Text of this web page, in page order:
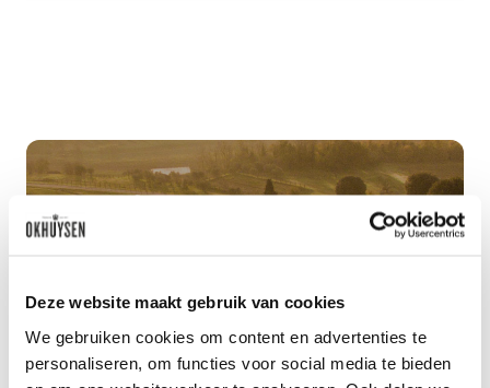
Deze website maakt gebruik van cookies
We gebruiken cookies om content en advertenties te
personaliseren, om functies voor social media te bieden
Benieuwd naar ons